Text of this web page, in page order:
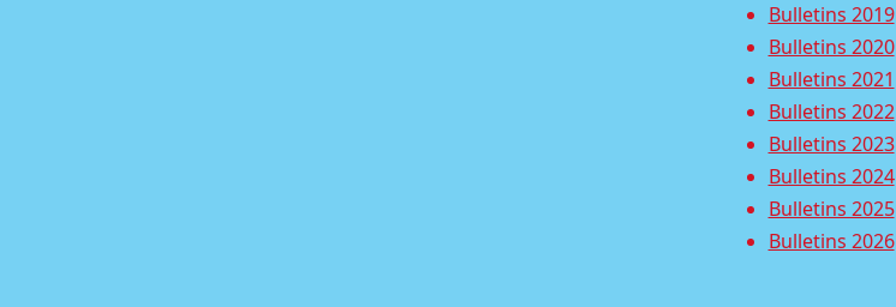
Bulletins 2019
Bulletins 2020
Bulletins 2021
Bulletins 2022
Bulletins 2023
Bulletins 2024
Bulletins 2025
Bulletins 2026